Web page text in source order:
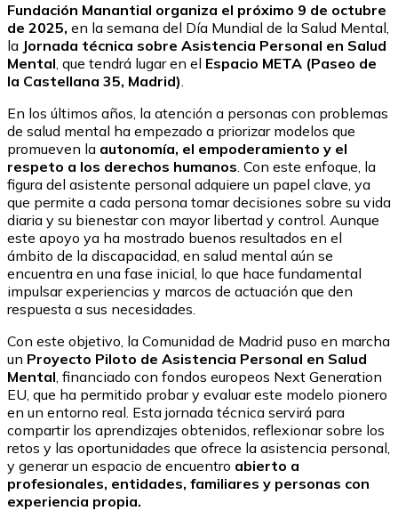
Fundación Manantial organiza el próximo 9 de octubre
de 2025, en la semana del Día Mundial de la Salud Mental,
la Jornada técnica sobre Asistencia Personal en Salud
Mental, que tendrá lugar en el Espacio META (Paseo de
la Castellana 35, Madrid).
En los últimos años, la atención a personas con problemas
de salud mental ha empezado a priorizar modelos que
promueven la autonomía, el empoderamiento y el
respeto a los derechos humanos. Con este enfoque, la
figura del asistente personal adquiere un papel clave, ya
que permite a cada persona tomar decisiones sobre su vida
diaria y su bienestar con mayor libertad y control. Aunque
este apoyo ya ha mostrado buenos resultados en el
ámbito de la discapacidad, en salud mental aún se
encuentra en una fase inicial, lo que hace fundamental
impulsar experiencias y marcos de actuación que den
respuesta a sus necesidades.
Con este objetivo, la Comunidad de Madrid puso en marcha
un Proyecto Piloto de Asistencia Personal en Salud
Mental, financiado con fondos europeos Next Generation
EU, que ha permitido probar y evaluar este modelo pionero
en un entorno real. Esta jornada técnica servirá para
compartir los aprendizajes obtenidos, reflexionar sobre los
retos y las oportunidades que ofrece la asistencia personal,
y generar un espacio de encuentro abierto a
profesionales, entidades, familiares y personas con
experiencia propia.